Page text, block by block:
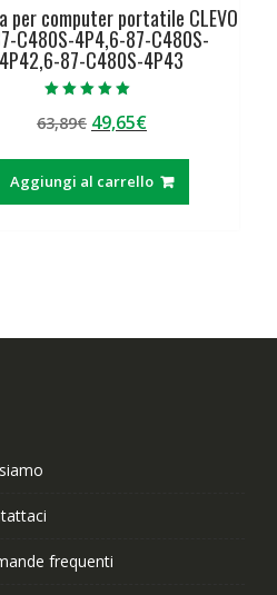
per computer portatile CLEVO
C480S-4P4,6-87-C480S-
4P42,6-87-C480S-4P43
5.00
su 5
63,89€ Il
originale
era:
49,65€Il
attuale
è:
Aggiungi al carrello
frequenti